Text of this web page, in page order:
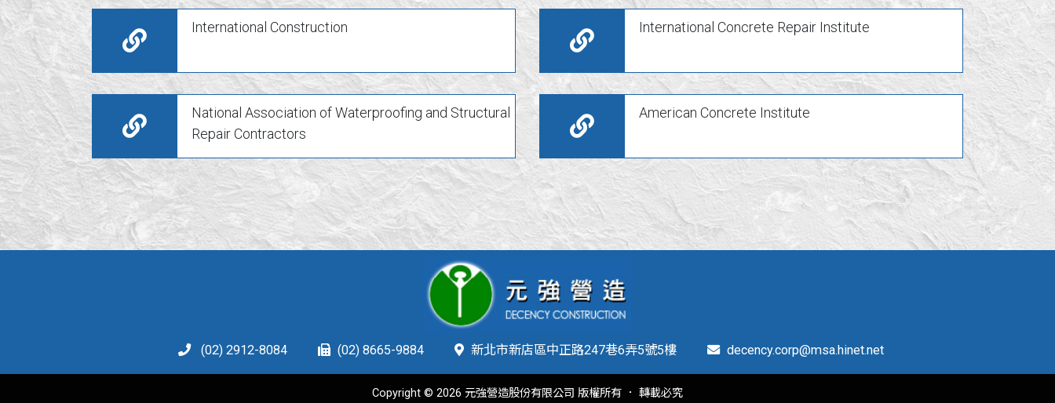
International Construction International Concrete Repair Institute
National Association of Waterproofing and Structural
Repair Contractors
American Concrete Institute
(02) 2912-8084 (02) 8665-9884 新北市新店區中正路247巷6弄5號5樓 decency.corp@msa.hinet.net
Copyright © 2026 元強營造股份有限公司 版權所有 ． 轉載必究